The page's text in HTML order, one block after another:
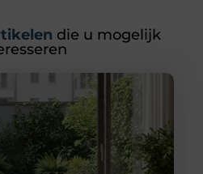
die u mogelijk